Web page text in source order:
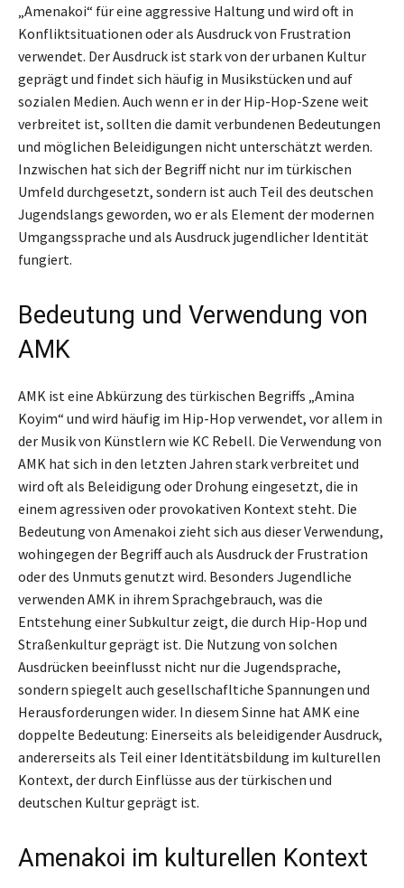
„Amenakoi“ für eine aggressive Haltung und wird oft in
Konfliktsituationen oder als Ausdruck von Frustration
verwendet. Der Ausdruck ist stark von der urbanen Kultur
geprägt und findet sich häufig in Musikstücken und auf
sozialen Medien. Auch wenn er in der Hip-Hop-Szene weit
verbreitet ist, sollten die damit verbundenen Bedeutungen
und möglichen Beleidigungen nicht unterschätzt werden.
Inzwischen hat sich der Begriff nicht nur im türkischen
Umfeld durchgesetzt, sondern ist auch Teil des deutschen
Jugendslangs geworden, wo er als Element der modernen
Umgangssprache und als Ausdruck jugendlicher Identität
fungiert.
Bedeutung und Verwendung von
AMK
AMK ist eine Abkürzung des türkischen Begriffs „Amina
Koyim“ und wird häufig im Hip-Hop verwendet, vor allem in
der Musik von Künstlern wie KC Rebell. Die Verwendung von
AMK hat sich in den letzten Jahren stark verbreitet und
wird oft als Beleidigung oder Drohung eingesetzt, die in
einem agressiven oder provokativen Kontext steht. Die
Bedeutung von Amenakoi zieht sich aus dieser Verwendung,
wohingegen der Begriff auch als Ausdruck der Frustration
oder des Unmuts genutzt wird. Besonders Jugendliche
verwenden AMK in ihrem Sprachgebrauch, was die
Entstehung einer Subkultur zeigt, die durch Hip-Hop und
Straßenkultur geprägt ist. Die Nutzung von solchen
Ausdrücken beeinflusst nicht nur die Jugendsprache,
sondern spiegelt auch gesellschafltiche Spannungen und
Herausforderungen wider. In diesem Sinne hat AMK eine
doppelte Bedeutung: Einerseits als beleidigender Ausdruck,
andererseits als Teil einer Identitätsbildung im kulturellen
Kontext, der durch Einflüsse aus der türkischen und
deutschen Kultur geprägt ist.
Amenakoi im kulturellen Kontext